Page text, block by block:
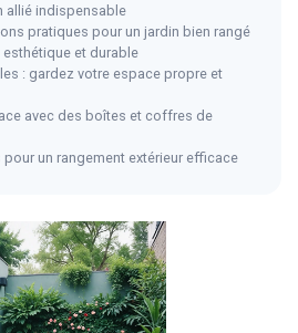
allié indispensable
pratiques pour un jardin bien rangé
esthétique et durable
: gardez votre espace propre et
avec des boîtes et coffres de
un rangement extérieur efficace